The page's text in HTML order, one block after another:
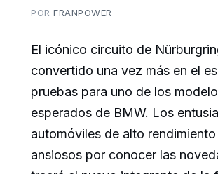
PORFRANPOWER
El icónico circuito de
convertido una vez más en el
pruebas para uno de los
esperados de BMW. Los
automóviles de alto rendimiento
ansiosos por conocer las